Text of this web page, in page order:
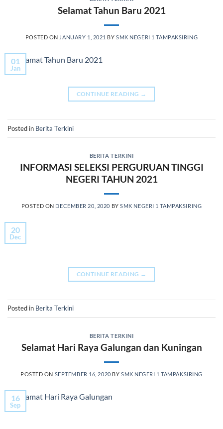
Selamat Tahun Baru 2021
POSTED ON JANUARY 1, 2021 BYSMK NEGERI 1 TAMPAKSIRING
01
Jan
CONTINUE READING →
Posted in Berita Terkini
BERITA TERKINI
INFORMASI SELEKSI PERGURUAN TINGGI
NEGERI TAHUN 2021
POSTED ON DECEMBER 20, 2020 BYSMK NEGERI 1 TAMPAKSIRING
20
Dec
CONTINUE READING →
Posted in Berita Terkini
BERITA TERKINI
Selamat Hari Raya Galungan dan Kuningan
POSTED ON SEPTEMBER 16, 2020 BY SMK NEGERI 1 TAMPAKSIRING
16
Sep